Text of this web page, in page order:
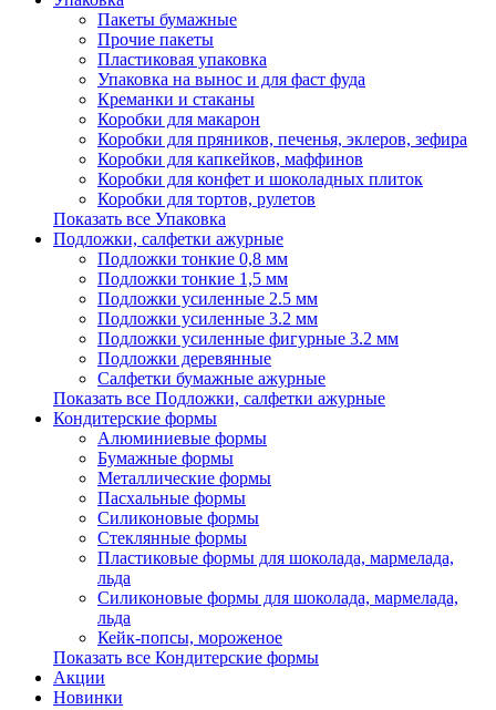
Пакеты бумажные
Прочие пакеты
Пластиковая упаковка
Упаковка на вынос и для фаст фуда
Креманки и стаканы
Коробки для макарон
Коробки для пряников, печенья, эклеров, зефира
Коробки для капкейков, маффинов
Коробки для конфет и шоколадных плиток
Коробки для тортов, рулетов
Показать все Упаковка
Подложки, салфетки ажурные
Подложки тонкие 0,8 мм
Подложки тонкие 1,5 мм
Подложки усиленные 2.5 мм
Подложки усиленные 3.2 мм
Подложки усиленные фигурные 3.2 мм
Подложки деревянные
Салфетки бумажные ажурные
Показать все Подложки, салфетки ажурные
Кондитерские формы
Алюминиевые формы
Бумажные формы
Металлические формы
Пасхальные формы
Силиконовые формы
Стеклянные формы
Пластиковые формы для шоколада, мармелада,
льда
Силиконовые формы для шоколада, мармелада,
льда
Кейк-попсы, мороженое
Показать все Кондитерские формы
Акции
Новинки